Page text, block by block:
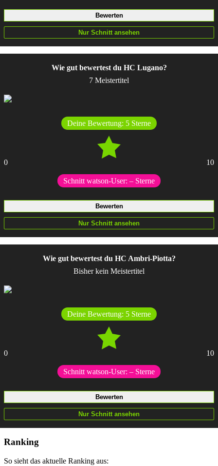
Wie gut bewertest du HC Lugano?
7 Meistertitel
Deine Bewertung: 5 Sterne
0 10
Schnitt watson-User: – Sterne
Wie gut bewertest du HC Ambri-Piotta?
Bisher kein Meistertitel
Deine Bewertung: 5 Sterne
0 10
Schnitt watson-User: – Sterne
Ranking
So sieht das aktuelle Ranking aus: